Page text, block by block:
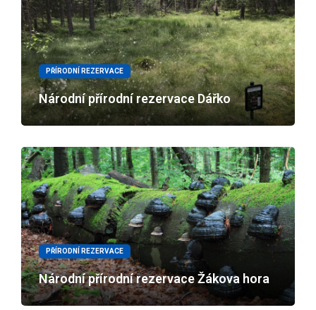
PŘÍRODNÍ REZERVACE
Národní přírodní rezervace Dářko
PŘÍRODNÍ REZERVACE
Národní přírodní rezervace Žákova hora